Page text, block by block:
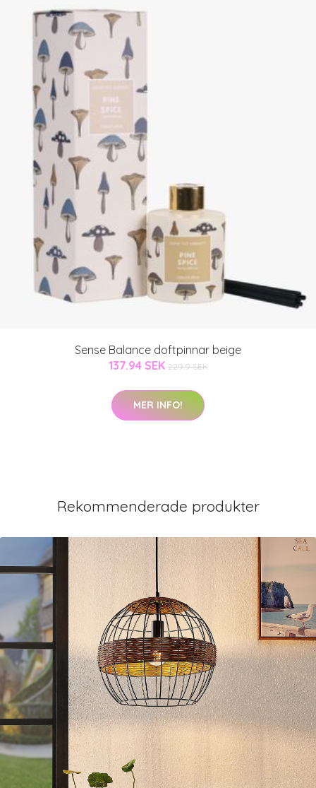
Sense Balance doftpinnar beige
137.94 SEK 229.9 SEK
MER INFO!
Rekommenderade produkter